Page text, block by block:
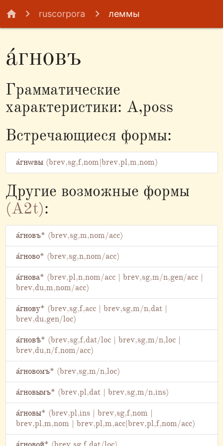
home ruscorpora леммы
а́гновъ
Грамматические
характеристики: A,poss
Встречающиеся формы:
а́гнѡвы (brev,sg,f,nom|brev,pl,m,nom)
Другие возможные формы
(A2t):
а́гновъ* (brev,sg,m,nom/acc)
а́гново* (brev,sg,n,nom/acc)
а́гнова* (brev,pl,n,nom/acc | brev,sg,m/n,gen/acc |
brev,du,m,nom/acc)
а́гнову* (brev,sg,f,acc | brev,sg,m/n,dat |
brev,du,gen/loc)
а́гновѣ* (brev,sg,f,dat/loc | brev,sg,m/n,loc |
brev,du,n/f,nom/acc)
а́гновомъ* (brev,sg,m/n,loc)
а́гновымъ* (brev,pl,dat | brev,sg,m/n,ins)
а́гновы* (brev,pl,ins | brev,sg,f,nom |
brev,pl,m,nom | brev,pl,m,acc|brev,pl,f,nom/acc)